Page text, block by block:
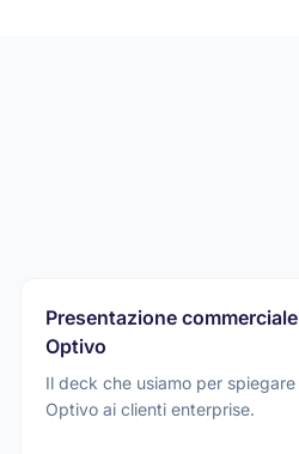
Presentazione commerciale
Optivo
Il deck che usiamo per spiegare
Optivo ai clienti enterprise.